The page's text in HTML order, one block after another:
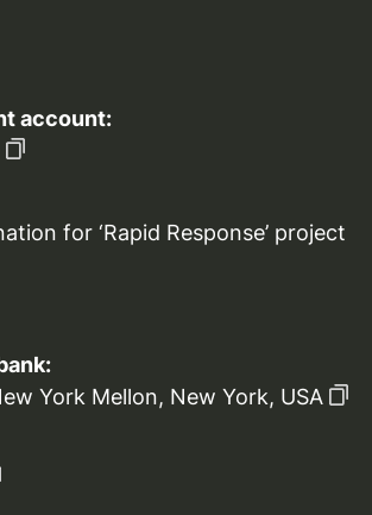
account:
for ‘Rapid Response’ project
York Mellon, New York, USA